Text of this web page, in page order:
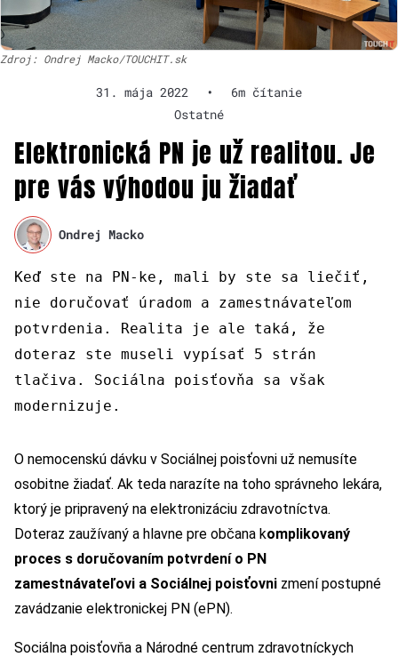
Zdroj: Ondrej Macko/TOUCHIT.sk
31. mája 2022 •
6m čítanie
Ostatné
Elektronická PN je už realitou. Je
pre vás výhodou ju žiadať
Ondrej Macko
Keď ste na PN-ke, mali by ste sa liečiť,
nie doručovať úradom a zamestnávateľom
potvrdenia. Realita je ale taká, že
doteraz ste museli vypísať 5 strán
tlačiva. Sociálna poisťovňa sa však
modernizuje.
O nemocenskú dávku v Sociálnej poisťovni už nemusíte
osobitne žiadať. Ak teda narazíte na toho správneho lekára,
ktorý je pripravený na elektronizáciu zdravotníctva.
Doteraz zaužívaný a hlavne pre občana komplikovaný
proces s doručovaním potvrdení o PN
zamestnávateľovi a Sociálnej poisťovni zmení postupné
zavádzanie elektronickej PN (ePN).
Sociálna poisťovňa a Národné centrum zdravotníckych